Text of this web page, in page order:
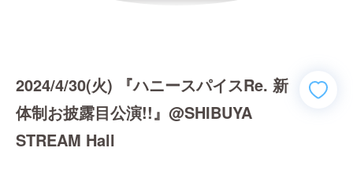
2024/4/30(火) 『ハニースパイスRe. 新
体制お披露目公演!!』@SHIBUYA
STREAM Hall